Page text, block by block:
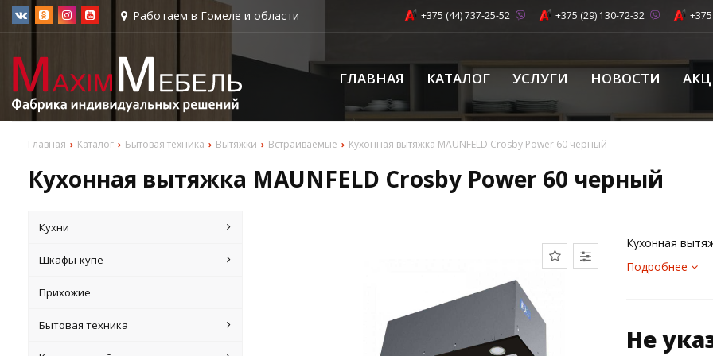
Работаем в Гомеле и области +375 (44) 737-25-52 +375 (29) 130-72-32
ГЛАВНАЯ КАТАЛОГ УСЛУГИ НОВОСТИ
Главная Каталог Бытовая техника Вытяжки Встраиваемые Кухонная вытяжка MAUNFELD Crosby Power 60 черный
Кухонная вытяжка MAUNFELD Crosby Power 60 черный
Кухни
Шкафы-купе
Прихожие
Бытовая техника
Кухонная
Подробнее
Не